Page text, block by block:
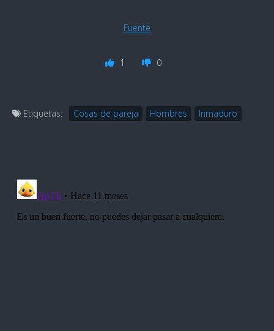
Fuente
1 0
Etiquetas: Cosas de pareja Hombres Inmaduro